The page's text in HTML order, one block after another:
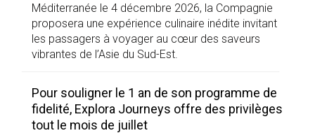
Méditerranée le 4 décembre 2026, la Compagnie
proposera une expérience culinaire inédite invitant
les passagers à voyager au cœur des saveurs
vibrantes de l’Asie du Sud-Est.
Pour souligner le 1 an de son programme de
fidelité, Explora Journeys offre des privilèges
tout le mois de juillet